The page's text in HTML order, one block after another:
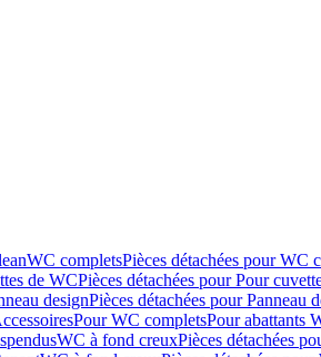
WC completsPièces détachées pour WC
de WCPièces détachées pour Pour
designPièces détachées pour Panneau
Pour WC completsPour abattants
WC à fond creuxPièces détachées